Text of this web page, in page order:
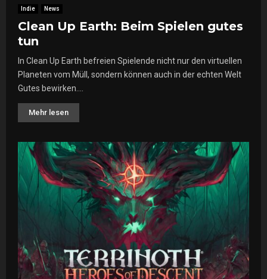
Indie News
Clean Up Earth: Beim Spielen gutes
tun
In Clean Up Earth befreien Spielende nicht nur den virtuellen
Planeten vom Müll, sondern können auch in der echten Welt
Gutes bewirken....
Mehr lesen